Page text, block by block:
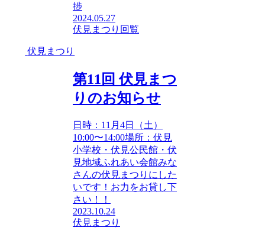
捗
2024.05.27
伏見まつり 回覧
伏見まつり
第11回 伏見まつ
りのお知らせ
日時：11月4日（土）
10:00〜14:00場所：伏見
小学校・伏見公民館・伏
見地域ふれあい会館みな
さんの伏見まつりにした
いです！お力をお貸し下
さい！！
2023.10.24
伏見まつり